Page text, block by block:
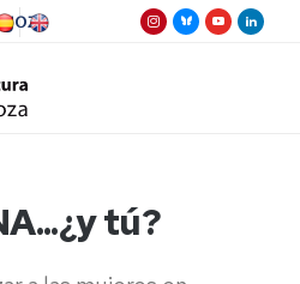
tú?